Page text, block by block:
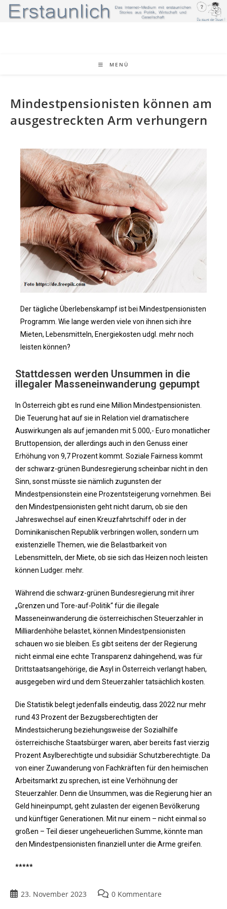
MENÜ
Mindestpensionisten können am
ausgestreckten Arm verhungern
Der tägliche Überlebenskampf ist bei Mindestpensionisten
Programm. Wie lange werden viele von ihnen sich ihre
Mieten, Lebensmitteln, Energiekosten udgl. mehr noch
leisten können?
Stattdessen werden Unsummen in die
illegaler Masseneinwanderung gepumpt
In Österreich gibt es rund eine Million Mindestpensionisten.
Die Teuerung hat auf sie in Relation viel dramatischere
Auswirkungen als auf jemanden mit 5.000,- Euro monatlicher
Bruttopension, der allerdings auch in den Genuss einer
Erhöhung von 9,7 Prozent kommt. Soziale Fairness kommt
der schwarz-grünen Bundesregierung scheinbar nicht in den
Sinn, sonst müsste sie nämlich zugunsten der
Mindestpensionstein eine Prozentsteigerung vornehmen. Bei
den Mindestpensionisten geht nicht darum, ob sie den
Jahreswechsel auf einen Kreuzfahrtschiff oder in der
Dominikanischen Republik verbringen wollen, sondern um
existenzielle Themen, wie die Belastbarkeit von
Lebensmitteln, der Miete, ob sie sich das Heizen noch leisten
können Ludger. mehr.
Während die schwarz-grünen Bundesregierung mit ihrer
„Grenzen und Tore-auf-Politik“ für die illegale
Masseneinwanderung die österreichischen Steuerzahler in
Milliardenhöhe belastet, können Mindestpensionisten
schauen wo sie bleiben. Es gibt seitens der der Regierung
nicht einmal eine echte Transparenz dahingehend, was für
Drittstaatsangehörige, die Asyl in Österreich verlangt haben,
ausgegeben wird und dem Steuerzahler tatsächlich kosten.
Die Statistik belegt jedenfalls eindeutig, dass 2022 nur mehr
rund 43 Prozent der Bezugsberechtigten der
Mindestsicherung beziehungsweise der Sozialhilfe
österreichische Staatsbürger waren, aber bereits fast vierzig
Prozent Asylberechtigte und subsidiär Schutzberechtigte. Da
von einer Zuwanderung von Fachkräften für den heimischen
Arbeitsmarkt zu sprechen, ist eine Verhöhnung der
Steuerzahler. Denn die Unsummen, was die Regierung hier an
Geld hineinpumpt, geht zulasten der eigenen Bevölkerung
und künftiger Generationen. Mit nur einem – nicht einmal so
großen – Teil dieser ungeheuerlichen Summe, könnte man
den Mindestpensionisten finanziell unter die Arme greifen.
*****
23. November 2023 0 Kommentare